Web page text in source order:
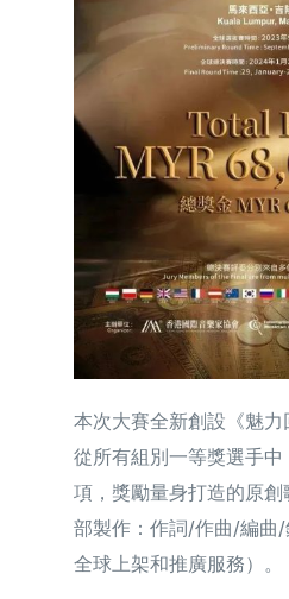
本次大賽全新創設《魅
從所有組別一等獎選⼿
項，獎勵量身打造的原
部製作：作詞/作曲/編曲
全球上架和推廣服務）。